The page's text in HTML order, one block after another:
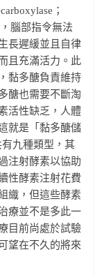
；
腦部指令無法
長遲緩並且自律
且充滿活力。此
黏多醣負責維持
醣也需要不斷淘
活性缺乏，人體
就是「黏多醣儲
有九種類型，其
注射酵素以協助
性酵素注射花費
織，但這些酵素
療並不是多此一
目前尚處於試驗
望在不久的將來